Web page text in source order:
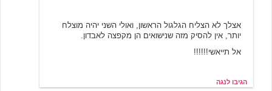
אצלך לא הצליח הגלגול הראשון, ואולי השני יהיה מוצלח
יותר, אין להסיק מזה שנישואים הן מקפצה לאבדון.
אל תייאשי!!!!!!
הגיבו לנגה